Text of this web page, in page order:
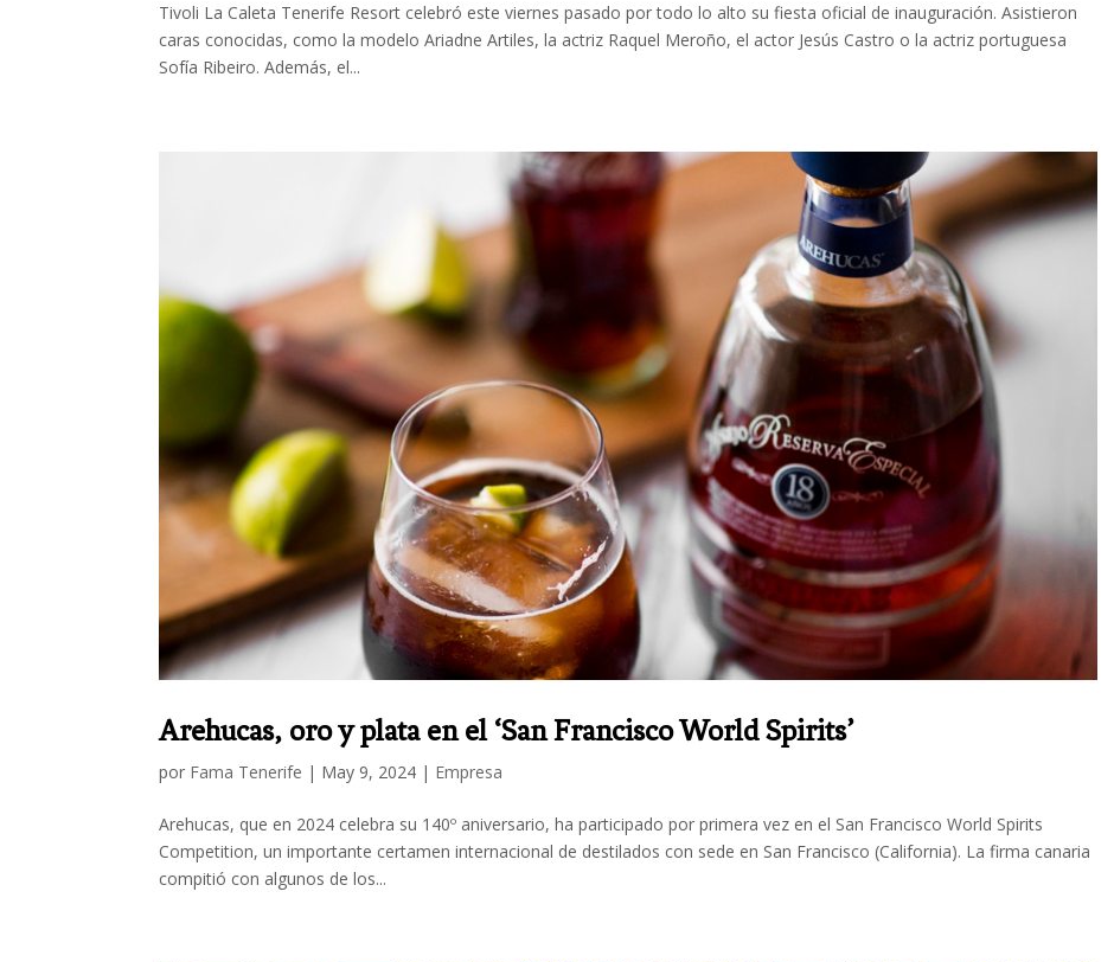
Tivoli La Caleta Tenerife Resort celebró este viernes pasado por todo lo alto su fiesta oficial de inauguración. Asistieron
caras conocidas, como la modelo Ariadne Artiles, la actriz Raquel Meroño, el actor Jesús Castro o la actriz portuguesa
Sofía Ribeiro. Además, el...
Arehucas, oro y plata en el ‘San Francisco World Spirits’
por Fama Tenerife | May 9, 2024 | Empresa
Arehucas, que en 2024 celebra su 140º aniversario, ha participado por primera vez en el San Francisco World Spirits
Competition, un importante certamen internacional de destilados con sede en San Francisco (California). La firma canaria
compitió con algunos de los...